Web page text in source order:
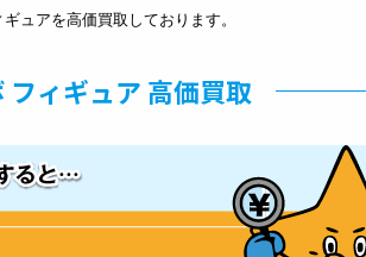
ュアを高価買取しております。
フィギュア 高価買取